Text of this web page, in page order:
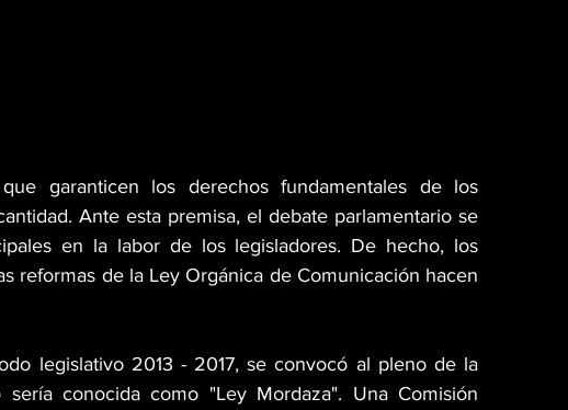
garanticen los derechos fundamentales de los
Ante esta premisa, el debate parlamentario se
en la labor de los legisladores. De hecho, los
reformas de la Ley Orgánica de Comunicación hacen
legislativo 2013 - 2017, se convocó al pleno de la
conocida como "Ley Mordaza". Una Comisión